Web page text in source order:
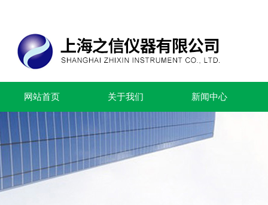
网站首页 关于我们 新闻中心